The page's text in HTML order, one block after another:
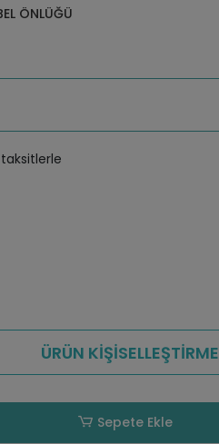
ÖNLÜĞÜ
ÜRÜN KİŞİSELLEŞTİRME
Sepete Ekle